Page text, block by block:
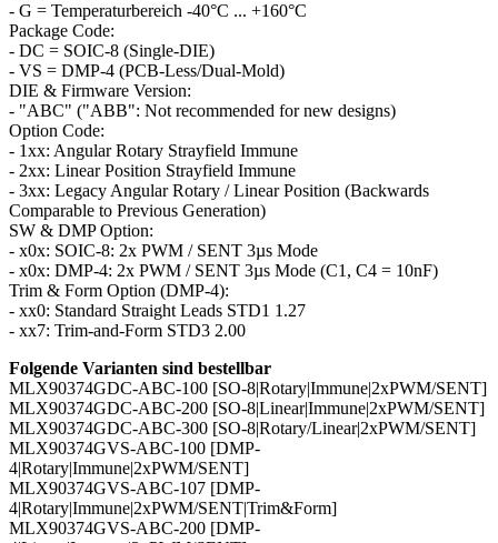
- G = Temperaturbereich -40°C ... +160°C
Package Code:
- DC = SOIC-8 (Single-DIE)
- VS = DMP-4 (PCB-Less/Dual-Mold)
DIE & Firmware Version:
- "ABC" ("ABB": Not recommended for new designs)
Option Code:
- 1xx: Angular Rotary Strayfield Immune
- 2xx: Linear Position Strayfield Immune
- 3xx: Legacy Angular Rotary / Linear Position (Backwards
Comparable to Previous Generation)
SW & DMP Option:
- x0x: SOIC-8: 2x PWM / SENT 3µs Mode
- x0x: DMP-4: 2x PWM / SENT 3µs Mode (C1, C4 = 10nF)
Trim & Form Option (DMP-4):
- xx0: Standard Straight Leads STD1 1.27
- xx7: Trim-and-Form STD3 2.00
Folgende Varianten sind bestellbar
MLX90374GDC-ABC-100 [SO-8|Rotary|Immune|2xPWM/SENT]
MLX90374GDC-ABC-200 [SO-8|Linear|Immune|2xPWM/SENT]
MLX90374GDC-ABC-300 [SO-8|Rotary/Linear|2xPWM/SENT]
MLX90374GVS-ABC-100 [DMP-
4|Rotary|Immune|2xPWM/SENT]
MLX90374GVS-ABC-107 [DMP-
4|Rotary|Immune|2xPWM/SENT|Trim&Form]
MLX90374GVS-ABC-200 [DMP-